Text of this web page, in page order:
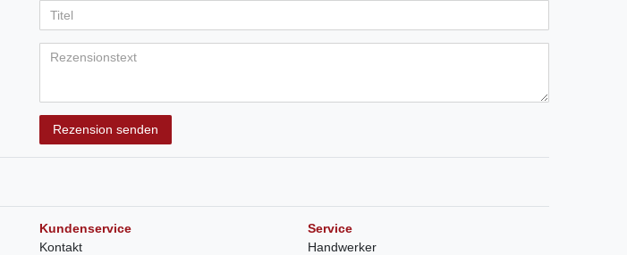
Rezension senden
Kundenservice
Kontakt
Service
Handwerker